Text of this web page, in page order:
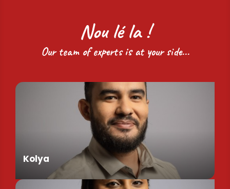
Nou lé la !
Our team of experts is at your side...
Kolya